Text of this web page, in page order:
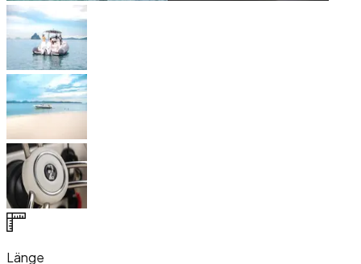
Länge